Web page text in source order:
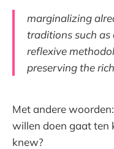
marginalizing
traditions such as
reflexive
preserving the
Met andere
willen doen gaat ten
knew?